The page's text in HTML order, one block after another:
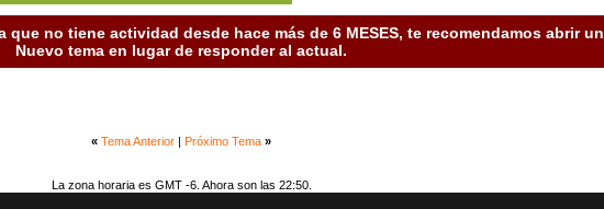
no tiene actividad desde hace más de 6 MESES, te recomendamos abrir un
Nuevo tema en lugar de responder al actual.
« Tema Anterior Próximo Tema »
La zona horaria es GMT -6. Ahora son las 22:50.